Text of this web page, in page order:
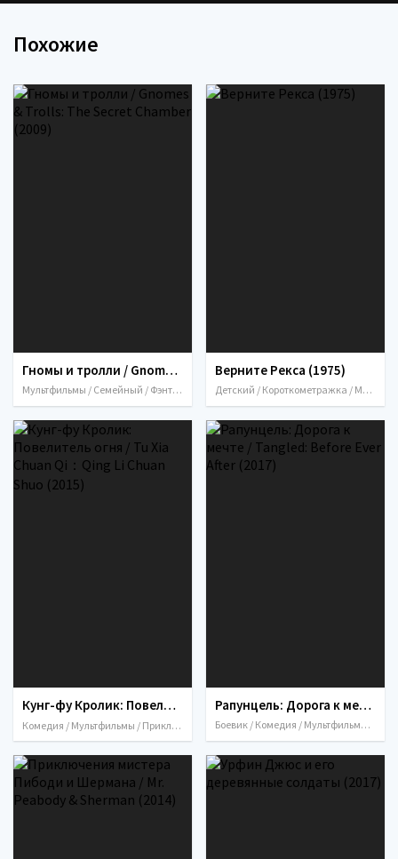
Похожие
Гномы и тролли / Gnomes & Trolls: The Secret Chamber (2009)
Мультфильмы / Семейный / Фэнтези / 2009
Верните Рекса (1975)
Детский / Короткометражка /
Кунг-фу Кролик: Повелитель огня / Tu Xia Chuan Qi：Qing Li
Комедия / Мультфильмы / Приключения / Семейный / 2015 / Китай
Рапунцель: Дорога к мечте /
Боевик / Комедия / Мультфильмы /